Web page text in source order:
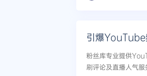
引爆YouTube
粉丝库专业提供
刷评论及直播人气